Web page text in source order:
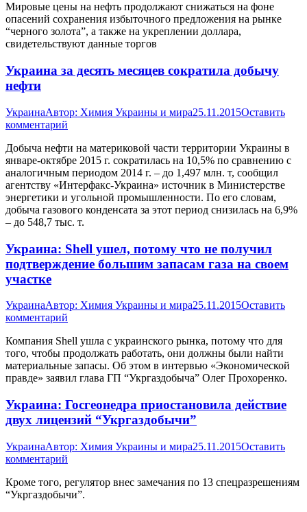
Мировые цены на нефть продолжают снижаться на фоне
опасений сохранения избыточного предложения на рынке
“черного золота”, а также на укреплении доллара,
свидетельствуют данные торгов
Украина за десять месяцев сократила добычу
нефти
УкраинаАвтор: Химия Украины и мира25.11.2015Оставить
комментарий
Добыча нефти на материковой части территории Украины в
январе-октябре 2015 г. сократилась на 10,5% по сравнению с
аналогичным периодом 2014 г. – до 1,497 млн. т, сообщил
агентству «Интерфакс-Украина» источник в Министерстве
энергетики и угольной промышленности. По его словам,
добыча газового конденсата за этот период снизилась на 6,9%
– до 548,7 тыс. т.
Украина: Shell ушел, потому что не получил
подтверждение большим запасам газа на своем
участке
УкраинаАвтор: Химия Украины и мира25.11.2015Оставить
комментарий
Компания Shell ушла с украинского рынка, потому что для
того, чтобы продолжать работать, они должны были найти
материальные запасы. Об этом в интервью «Экономической
правде» заявил глава ГП “Укргаздобыча” Олег Прохоренко.
Украина: Госгеонедра приостановила действие
двух лицензий “Укргаздобычи”
УкраинаАвтор: Химия Украины и мира25.11.2015Оставить
комментарий
Кроме того, регулятор внес замечания по 13 спецразрешениям
“Укргаздобычи”.